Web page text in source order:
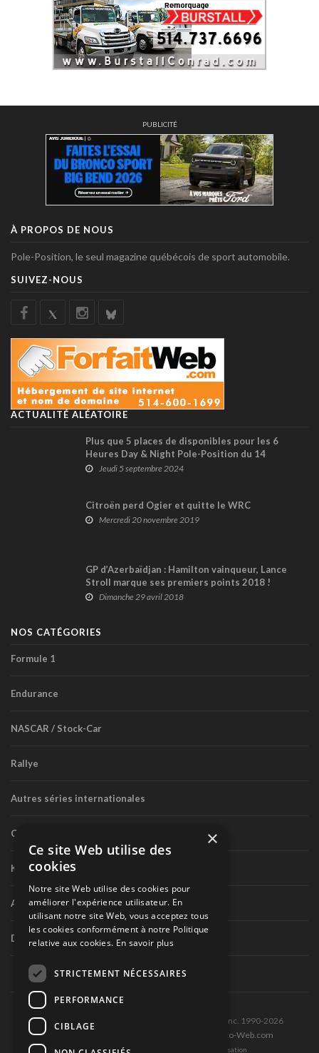
PUBLICITÉ
À PROPOS DE NOUS
Pole-Position, le seul magazine québécois de sport automobile.
SUIVEZ-NOUS
ACTUALITÉ ALÉATOIRE
Plus que 5 places de disponibles pour les 6
Heures Day & Night Pole-Position du 14
septembre prochain !
Jeudi 5 septembre 2024
Citroën perd Ogier et quitte le WRC
Mercredi 20 novembre 2019
GP d’Azerbaïdjan : Hamilton vainqueur, Lance
Stroll marque ses premiers points 2018 !
Dimanche 29 avril 2018
NOS CATÉGORIES
Formule 1
Endurance
NASCAR / Stock-Car
Rallye
Autres séries internationales
Circuit routier canadien
Karting
Autres séries nationales
Divers
Tous droits réservés © Les Éditions Pole-Position inc. 1990-2026
Ce site est produit et hébergé par Montréal-Photo-Web.com
Politique de confidentialité et Conditions d’utilisation
×
Ce site Web utilise des
cookies
Notre site Web utilise des cookies pour
améliorer l'expérience utilisateur. En
utilisant notre site Web, vous acceptez tous
les cookies conformément à notre Politique
relative aux cookies. En savoir plus
STRICTEMENT NÉCESSAIRES
PERFORMANCE
CIBLAGE